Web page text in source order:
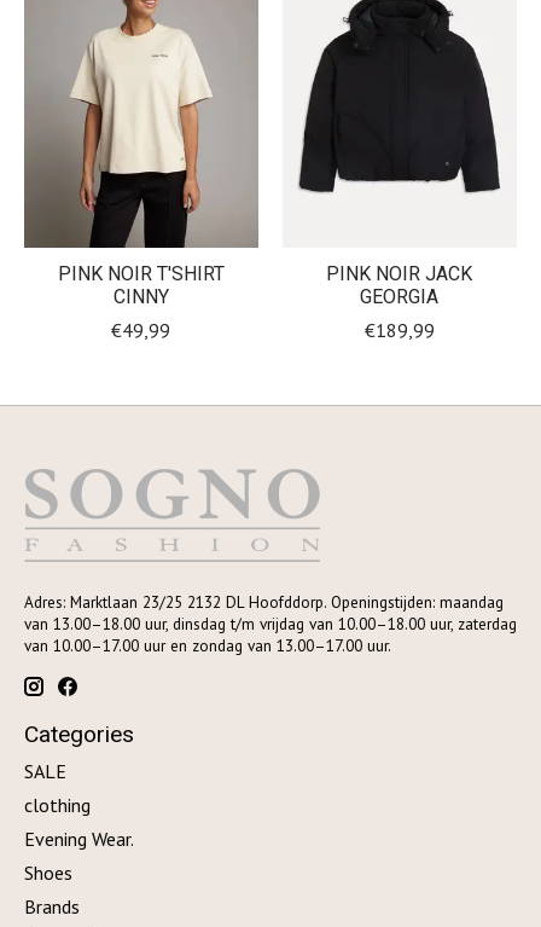
PINK NOIR T'SHIRT
CINNY
€49,99
PINK NOIR JACK
GEORGIA
€189,99
Adres: Marktlaan 23/25 2132 DL Hoofddorp. Openingstijden: maandag
van 13.00–18.00 uur, dinsdag t/m vrijdag van 10.00–18.00 uur, zaterdag
van 10.00–17.00 uur en zondag van 13.00–17.00 uur.
Categories
SALE
clothing
Evening Wear.
Shoes
Brands